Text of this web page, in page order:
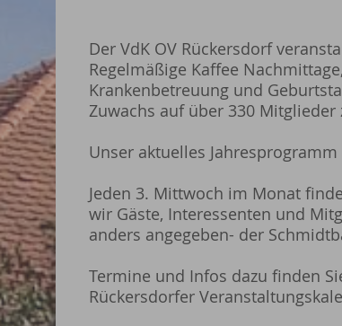
Der VdK OV Rückersdorf
Regelmäßige Kaffee
Krankenbetreuung und
Zuwachs auf über 330
Unser aktuelles
Jeden 3. Mittwoch im Monat
wir Gäste, Interessenten und
anders angegeben- der
Termine und Infos dazu finden
Rückersdorfer